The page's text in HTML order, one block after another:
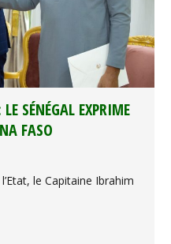
SÉNÉGAL EXPRIME
FASO
le Capitaine Ibrahim